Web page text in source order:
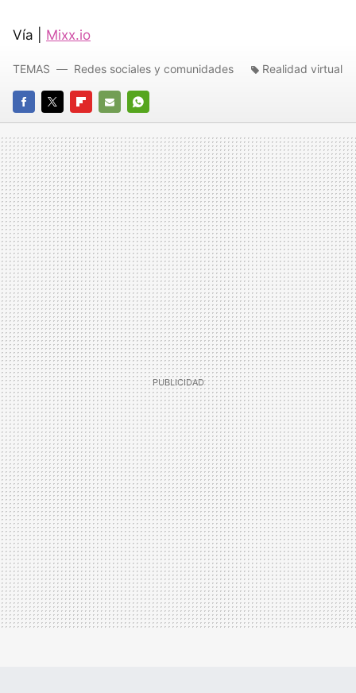
Vía | Mixx.io
FACEBOOK
TWITTERFLIPBOARD
E-
MAIL
WHATSAPP
TEMAS Redes sociales y comunidades Realidad virtual